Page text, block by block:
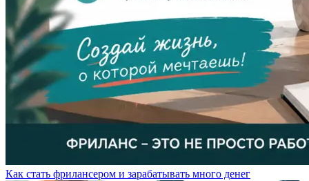
Как стать фрилансером и зарабатывать много денег